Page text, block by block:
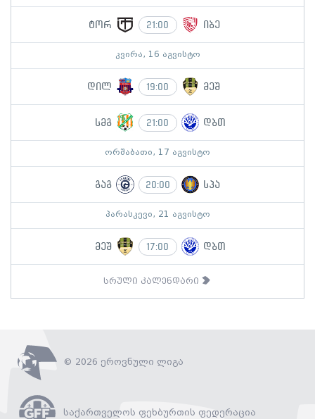
ტორ 21:00 იბე
კვირა, 16 აგვისტო
დილ 19:00 მეშ
სმგ 21:00 დბთ
ორშაბათი, 17 აგვისტო
გაგ 20:00 სპა
პარასკევი, 21 აგვისტო
მეშ 17:00 დბთ
სრული კალენდარი
© 2026 ეროვნული ლიგა
საქართველოს ფეხბურთის ფედერაცია